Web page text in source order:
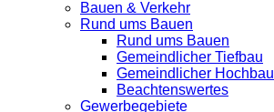
Bauen & Verkehr
Rund ums Bauen
Rund ums Bauen
Gemeindlicher Tiefbau
Gemeindlicher Hochbau
Beachtenswertes
Gewerbegebiete